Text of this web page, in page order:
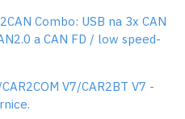
Combo: USB na 3x CAN
a CAN FD / low speed-
V7/CAR2BT V7 -